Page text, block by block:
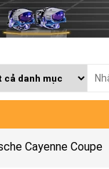
Cayenne Coupe